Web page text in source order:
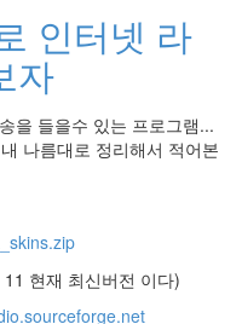
인터넷 라
자
을 들을수 있는 프로그램...
나름대로 정리해서 적어본
현재 최신버전 이다)